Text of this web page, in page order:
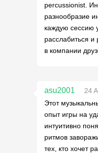
percussionist.
разнообразие
каждую сессию
расслабиться и
в компании
asu2001
24
Этот
опыт игры на
интуитивно
ритмов
тех, кто хочет